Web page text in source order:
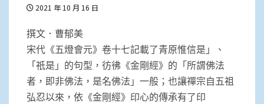
2021 年 10 月 16 日
撰文．曹郁美
宋代《五燈會元》卷十七記載了青原惟信是」、
「祇是」的句型，彷彿《金剛經》的「所謂佛法
者，即非佛法，是名佛法」一般；也讓禪宗自五祖
弘忍以來，依《金剛經》印心的傳承有了印